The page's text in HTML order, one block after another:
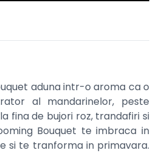
aduna intr-o aroma ca o
al mandarinelor, peste
fina de bujori roz, trandafiri si
Bouquet te imbraca in
si te tranforma in primavara.